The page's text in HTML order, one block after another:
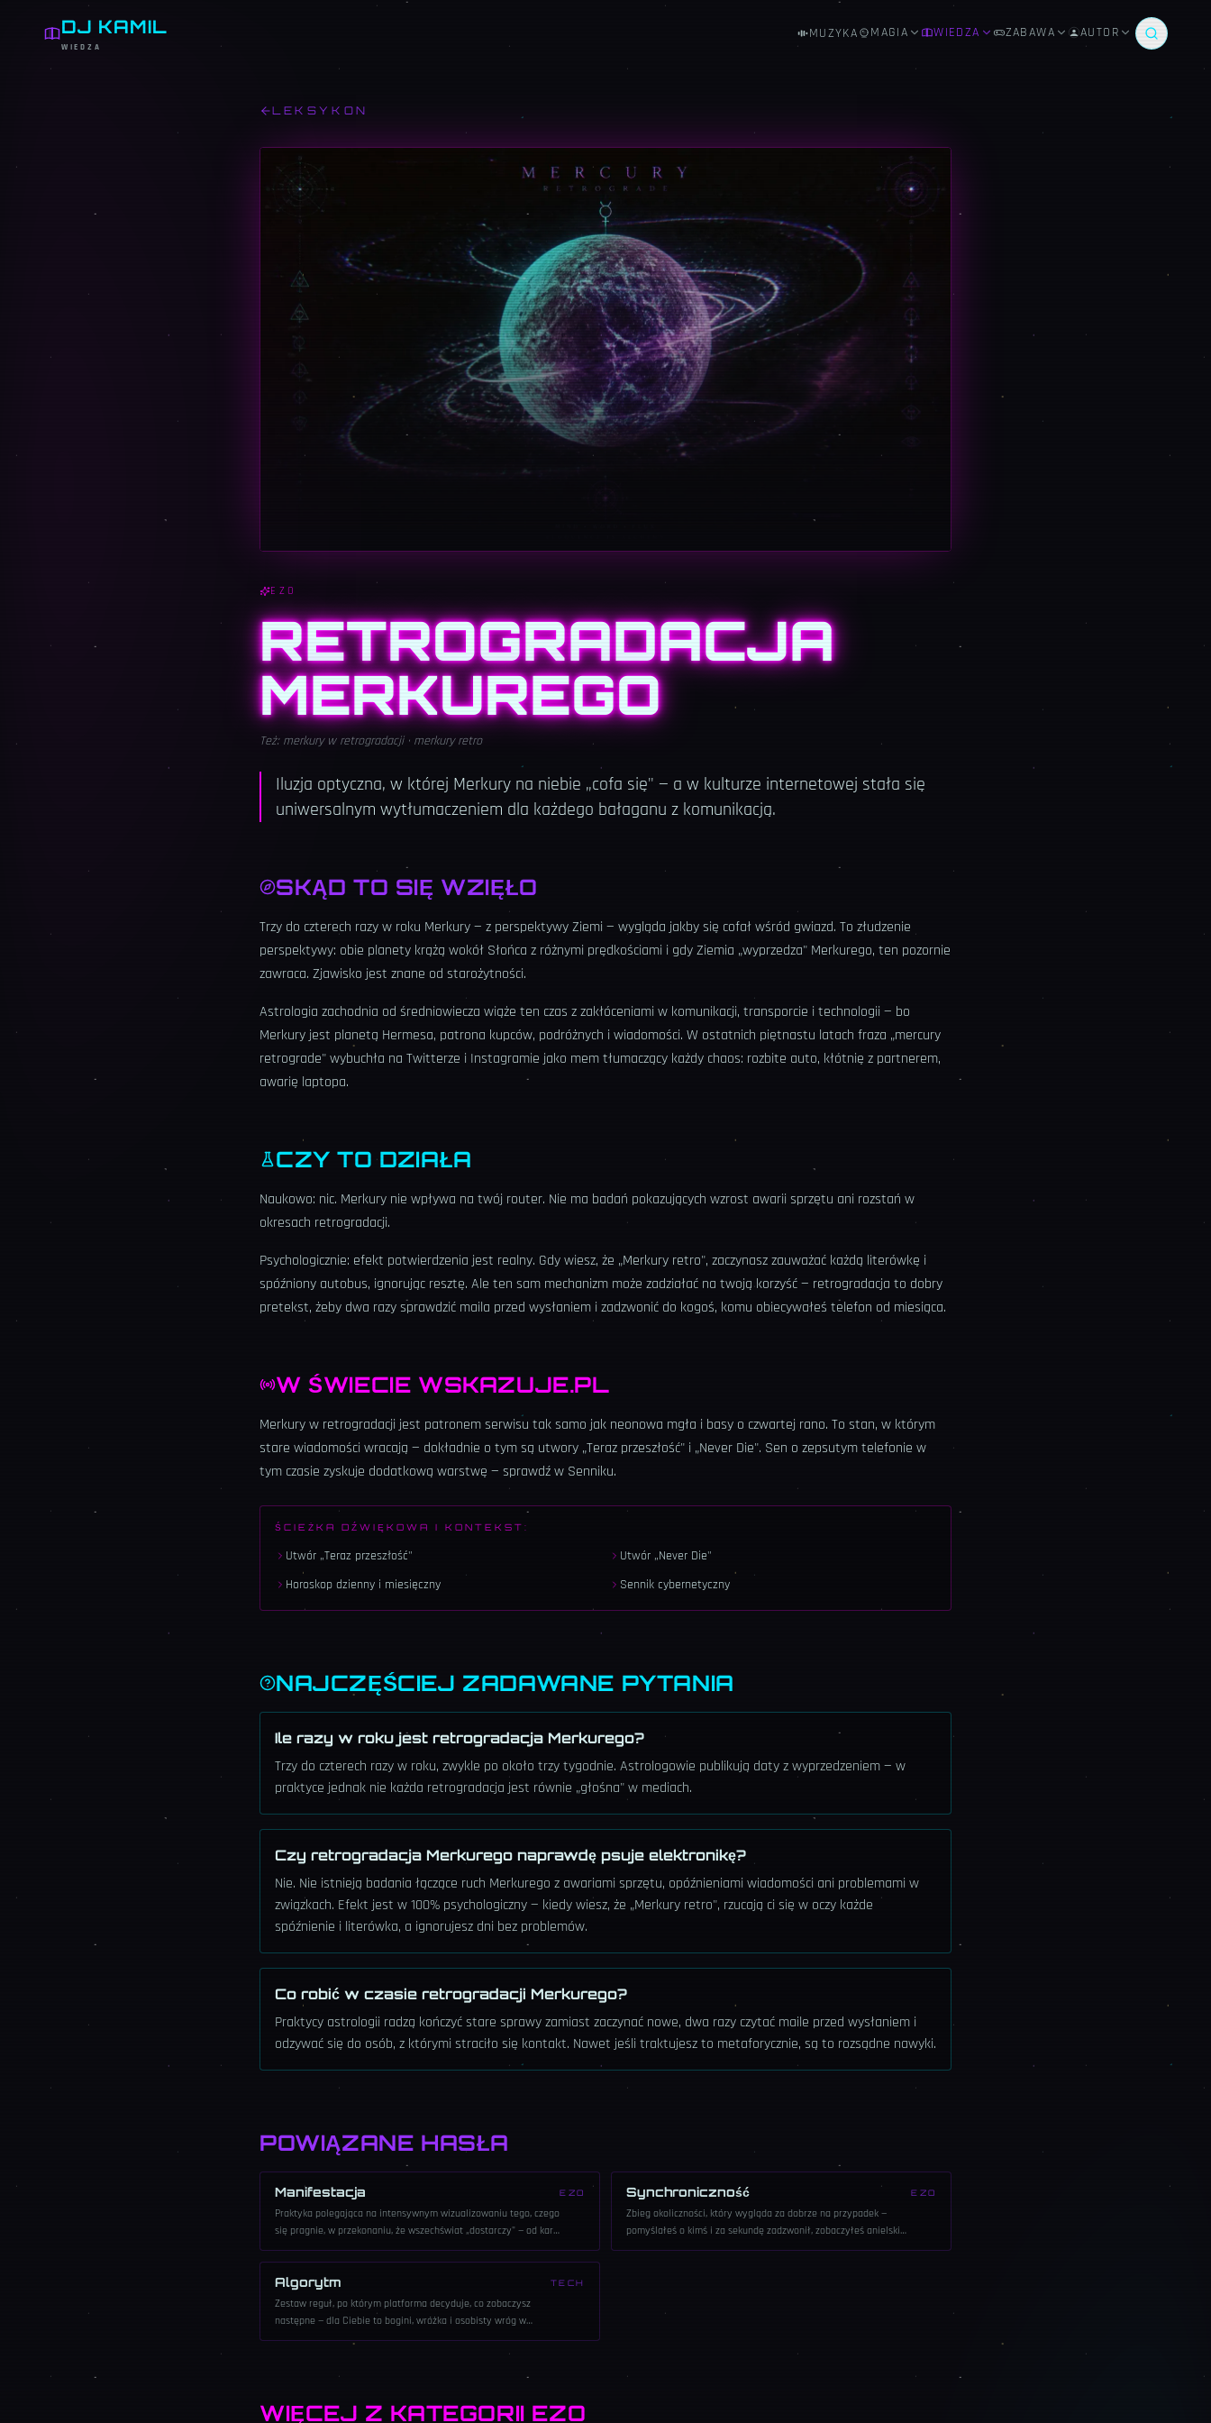
DJ KAMIL
WIEDZA
MUZYKA MAGIA WIEDZA ZABAWA AUTOR
LEKSYKON
EZO
RETROGRADACJA
MERKUREGO
Też: merkury w retrogradacji · merkury retro
Iluzja optyczna, w której Merkury na niebie „cofa się" — a w kulturze internetowej stała się
uniwersalnym wytłumaczeniem dla każdego bałaganu z komunikacją.
SKĄD TO SIĘ WZIĘŁO
Trzy do czterech razy w roku Merkury — z perspektywy Ziemi — wygląda jakby się cofał wśród gwiazd. To złudzenie
perspektywy: obie planety krążą wokół Słońca z różnymi prędkościami i gdy Ziemia „wyprzedza" Merkurego, ten pozornie
zawraca. Zjawisko jest znane od starożytności.
Astrologia zachodnia od średniowiecza wiąże ten czas z zakłóceniami w komunikacji, transporcie i technologii — bo
Merkury jest planetą Hermesa, patrona kupców, podróżnych i wiadomości. W ostatnich piętnastu latach fraza „mercury
retrograde" wybuchła na Twitterze i Instagramie jako mem tłumaczący każdy chaos: rozbite auto, kłótnię z partnerem,
awarię laptopa.
CZY TO DZIAŁA
Naukowo: nic. Merkury nie wpływa na twój router. Nie ma badań pokazujących wzrost awarii sprzętu ani rozstań w
okresach retrogradacji.
Psychologicznie: efekt potwierdzenia jest realny. Gdy wiesz, że „Merkury retro", zaczynasz zauważać każdą literówkę i
spóźniony autobus, ignorując resztę. Ale ten sam mechanizm może zadziałać na twoją korzyść — retrogradacja to dobry
pretekst, żeby dwa razy sprawdzić maila przed wysłaniem i zadzwonić do kogoś, komu obiecywałeś telefon od miesiąca.
W ŚWIECIE WSKAZUJE.PL
Merkury w retrogradacji jest patronem serwisu tak samo jak neonowa mgła i basy o czwartej rano. To stan, w którym
stare wiadomości wracają — dokładnie o tym są utwory „Teraz przeszłość" i „Never Die". Sen o zepsutym telefonie w
tym czasie zyskuje dodatkową warstwę — sprawdź w Senniku.
ŚCIEŻKA DŹWIĘKOWA I KONTEKST:
Utwór „Teraz przeszłość"
Utwór „Never Die"
Horoskop dzienny i miesięczny
Sennik cybernetyczny
NAJCZĘŚCIEJ ZADAWANE PYTANIA
Ile razy w roku jest retrogradacja Merkurego?
Trzy do czterech razy w roku, zwykle po około trzy tygodnie. Astrologowie publikują daty z wyprzedzeniem — w
praktyce jednak nie każda retrogradacja jest równie „głośna" w mediach.
Czy retrogradacja Merkurego naprawdę psuje elektronikę?
Nie. Nie istnieją badania łączące ruch Merkurego z awariami sprzętu, opóźnieniami wiadomości ani problemami w
związkach. Efekt jest w 100% psychologiczny — kiedy wiesz, że „Merkury retro", rzucają ci się w oczy każde
spóźnienie i literówka, a ignorujesz dni bez problemów.
Co robić w czasie retrogradacji Merkurego?
Praktycy astrologii radzą kończyć stare sprawy zamiast zaczynać nowe, dwa razy czytać maile przed wysłaniem i
odzywać się do osób, z którymi straciło się kontakt. Nawet jeśli traktujesz to metaforycznie, są to rozsądne nawyki.
POWIĄZANE HASŁA
Manifestacja
Praktyka polegająca na intensywnym wizualizowaniu tego, czego
się pragnie, w przekonaniu, że wszechświat „dostarczy" — od kart
wizji po zapisywanie życzenia 55 razy dziennie.
EZO Synchroniczność
Zbieg okoliczności, który wygląda za dobrze na przypadek —
pomyślałeś o kimś i za sekundę zadzwonił, zobaczyłeś anielski
numer 11:11.
EZO
Algorytm
Zestaw reguł, po którym platforma decyduje, co zobaczysz
następne — dla Ciebie to bogini, wróżka i osobisty wróg w
jednym.
TECH
WIĘCEJ Z KATEGORII EZO